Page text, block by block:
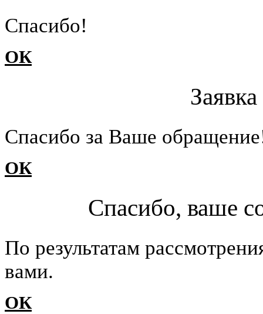
Cпасибо!
ОК
Cпасибо за Ваше
ОК
Спасибо, ваше
По результатам
вами.
ОК